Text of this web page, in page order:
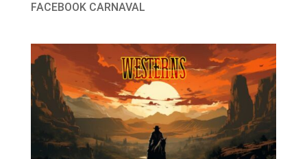
FACEBOOK CARNAVAL